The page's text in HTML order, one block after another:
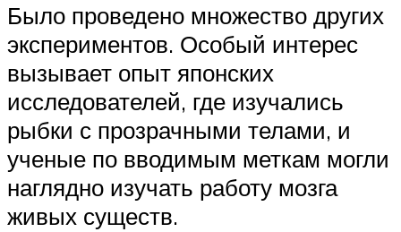
Было проведено множество других
экспериментов. Особый интерес
вызывает опыт японских
исследователей, где изучались
рыбки с прозрачными телами, и
ученые по вводимым меткам могли
наглядно изучать работу мозга
живых существ.